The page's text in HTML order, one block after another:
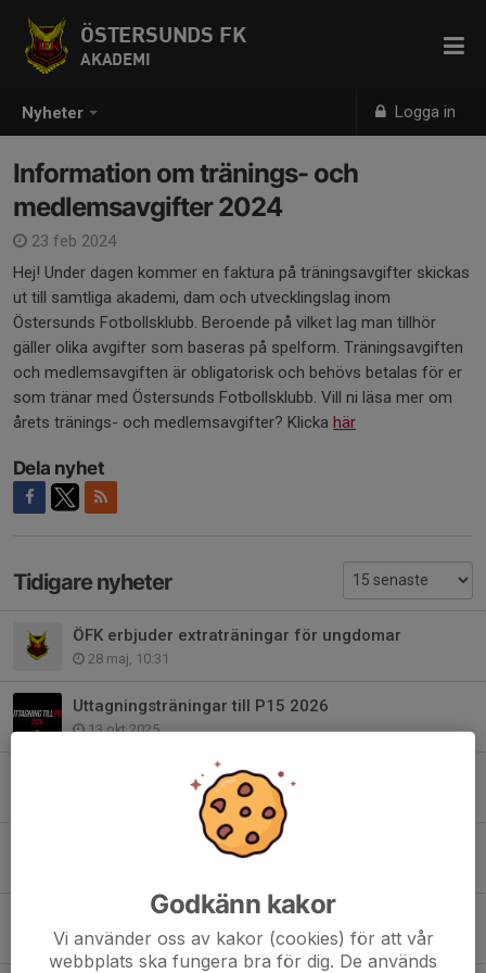
Nyheter Logga in
ÖSTERSUNDS FK
AKADEMI
Information om tränings- och
medlemsavgifter 2024
23 feb 2024
Hej! Under dagen kommer en faktura på träningsavgifter skickas
ut till samtliga akademi, dam och utvecklingslag inom
Östersunds Fotbollsklubb. Beroende på vilket lag man tillhör
gäller olika avgifter som baseras på spelform. Träningsavgiften
och medlemsavgiften är obligatorisk och behövs betalas för er
som tränar med Östersunds Fotbollsklubb. Vill ni läsa mer om
årets tränings- och medlemsavgifter? Klicka här
Dela nyhet
Tidigare nyheter
ÖFK erbjuder extraträningar för ungdomar
28 maj, 10:31
Uttagningsträningar till P15 2026
13 okt 2025
ÖFK PRO CAMP 2025 - Finns platser kvar!
ESEGS DEBUT BÄR ETT STARKT SYMBOLVÄRDE.
Publikmatchen 2024
2 sep 2024
Godkänn kakor
Vi använder oss av kakor (cookies) för att vår
webbplats ska fungera bra för dig. De används